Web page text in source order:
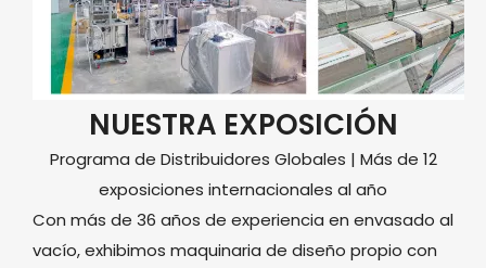
NUESTRA EXPOSICIÓN
Programa de Distribuidores Globales | Más de 12
exposiciones internacionales al año
Con más de 36 años de experiencia en envasado al
vacío, exhibimos maquinaria de diseño propio con